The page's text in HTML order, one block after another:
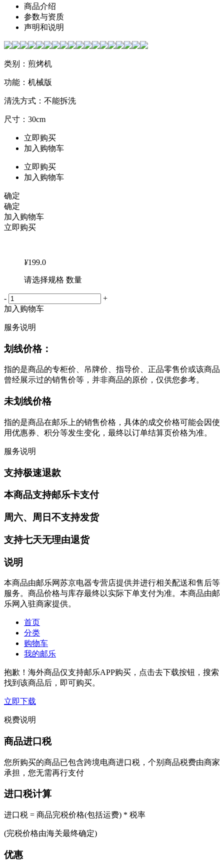
商品介绍
参数与资质
声明和说明
类别：煎烤机
功能：机械版
清洗方式：不能拆洗
尺寸：30cm
立即购买
加入购物车
立即购买
加入购物车
确定
确定
加入购物车
立即购买
¥199.0
请选择规格 数量
-
+
加入购物车
服务说明
划线价格：
指的是商品的专柜价、吊牌价、指导价、正品零售价或该商品
曾经展示过的销售价等，并非商品的原价，仅供您参考。
未划线价格
指的是商品在邮乐上的销售价格，具体的成交价格可能会因使
用优惠券、积分等发生变化，最终以订单结算页价格为准。
服务说明
支持极速退款
本商品支持邮乐卡支付
周六、周日不支持发货
支持七天无理由退货
说明
本商品由邮乐网苏京电器专营店提供并进行相关配送和售后等
服务。商品价格与库存最终以实际下单支付为准。本商品由邮
乐网入驻商家提供。
首页
分类
购物车
我的邮乐
抱歉！海外商品仅支持邮乐APP购买，点击去下载按钮，搜索
找到该商品后，即可购买。
立即下载
税费说明
商品进口税
您所购买的商品已包含跨境电商进口税，个别商品税费由商家
承担，您无需再行支付
进口税计算
进口税 = 商品完税价格(包括运费) * 税率
(完税价格由海关最终确定)
优惠